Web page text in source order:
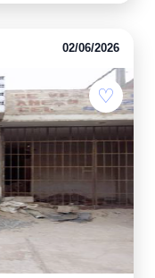
02/06/2026
♡